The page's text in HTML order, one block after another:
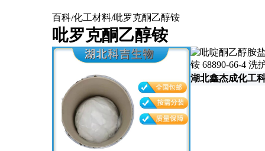
百科/化工材料/吡罗克酮乙醇铵
吡罗克酮乙醇铵
湖北鑫杰成化工